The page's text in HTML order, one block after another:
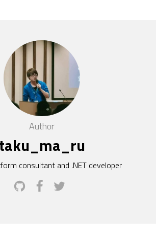
Author
taku_ma_ru
consultant and .NET developer